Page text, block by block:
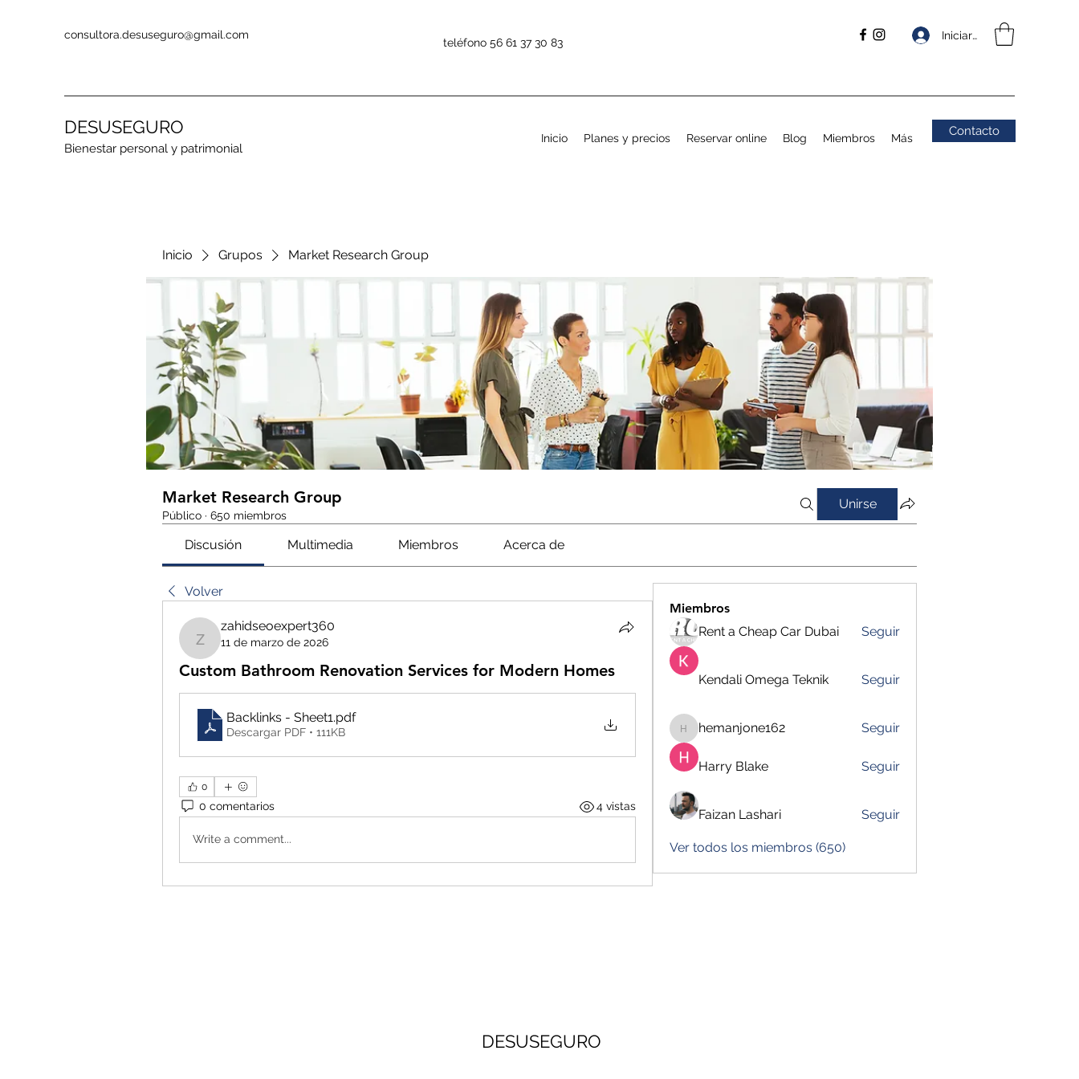
consultora.desuseguro@gmail.com Iniciar sesión
teléfono 56 61 37 30 83
DESUSEGURO
Bienestar personal y patrimonial
Inicio Planes y precios Reservar online Blog Miembros Más Contacto
Inicio Grupos Market Research Group
Market Research Group
Público · 650 miembros
Unirse
Discusión Multimedia Miembros Acerca de
Volver
zahidseoexpert360
zahidseoexpert360
11 de marzo de 2026
Custom Bathroom Renovation Services for Modern Homes
Backlinks - Sheet1.pdf
Descargar PDF • 111KB
0
0 comentarios 4 vistas
Write a comment...
Miembros
Rent a Cheap Car Dubai
Seguir
Kendali Omega Teknik Seguir
hemanjone162
hemanjone162 Seguir
Harry Blake Seguir
Faizan Lashari Seguir
Ver todos los miembros (650)
DESUSEGURO